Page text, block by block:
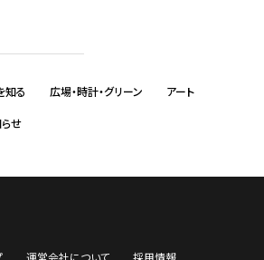
知る 広場・時計・グリーン アート
せ